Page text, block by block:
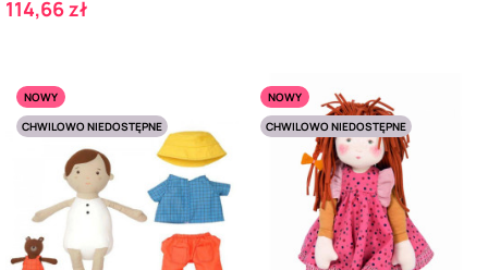
Cena
114,66 zł
NOWY
CHWILOWO NIEDOSTĘPNE
NOWY
CHWILOWO NIEDOSTĘPNE